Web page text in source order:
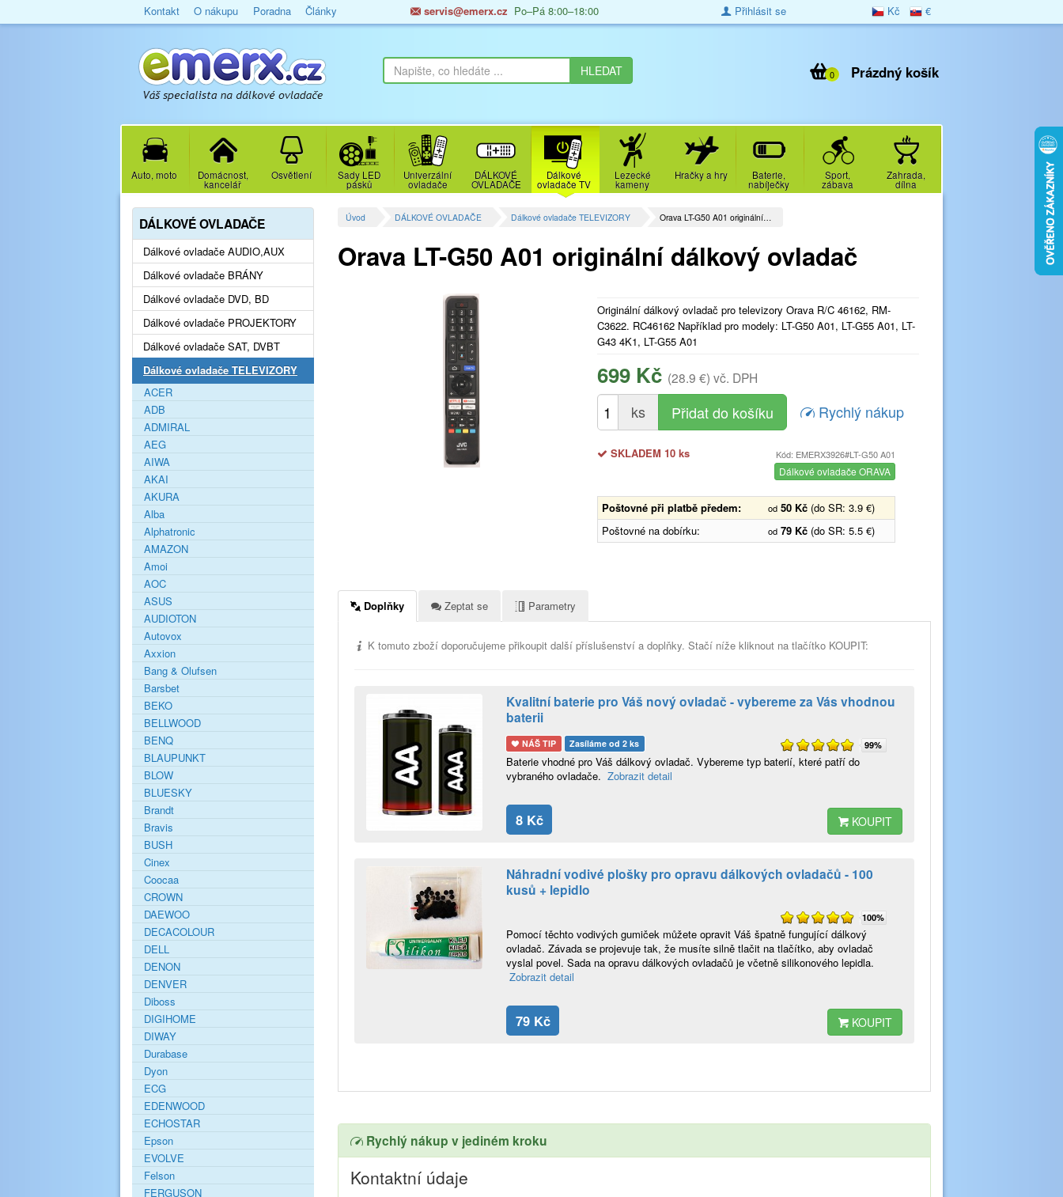
Kontakt O nákupu Poradna Články servis@emerx.cz Po–Pá 8:00–18:00 Kč €
Přihlásit se
Prázdný košík
0
Auto, moto Domácnost,
kancelář
Osvětlení Sady LED
pásků
Univerzální
ovladače
DÁLKOVÉ
OVLADAČE
Dálkové
ovladače TV
Lezecké
kameny
Hračky a hry Baterie,
nabíječky
Sport,
zábava
Zahrada,
dílna
Úvod DÁLKOVÉ OVLADAČE Dálkové ovladače TELEVIZORY Orava LT-G50 A01 originální…
Orava LT-G50 A01 originální dálkový ovladač
Originální dálkový ovladač pro televizory Orava R/C 46162, RM-
C3622. RC46162 Například pro modely: LT-G50 A01, LT-G55 A01, LT-
G43 4K1, LT-G55 A01
699 Kč (28.9 €) vč. DPH
ks Rychlý nákup
SKLADEM 10 ks Kód: EMERX3926#LT-G50 A01
Dálkové ovladače ORAVA
Poštovné při platbě předem: od 50 Kč (do SR: 3.9 €)
Poštovné na dobírku:
od 79 Kč (do SR: 5.5 €)
Doplňky Zeptat se Parametry
K tomuto zboží doporučujeme přikoupit další příslušenství a doplňky. Stačí níže kliknout na tlačítko KOUPIT:
Kvalitní baterie pro Váš nový ovladač - vybereme za Vás vhodnou
baterii
NÁŠ TIP Zasíláme od 2 ks 99%
Baterie vhodné pro Váš dálkový ovladač. Vybereme typ baterií, které patří do
vybraného ovladače. Zobrazit detail
8 Kč KOUPIT
Náhradní vodivé plošky pro opravu dálkových ovladačů - 100
kusů + lepidlo
100%
Pomocí těchto vodivých gumiček můžete opravit Váš špatně fungující dálkový
ovladač. Závada se projevuje tak, že musíte silně tlačit na tlačítko, aby ovladač
vyslal povel. Sada na opravu dálkových ovladačů je včetně silikonového lepidla.
Zobrazit detail
79 Kč KOUPIT
Rychlý nákup v jediném kroku
Kontaktní údaje
DÁLKOVÉ OVLADAČE
Dálkové ovladače AUDIO,AUX
Dálkové ovladače BRÁNY
Dálkové ovladače DVD, BD
Dálkové ovladače PROJEKTORY
Dálkové ovladače SAT, DVBT
Dálkové ovladače TELEVIZORY
ACER
ADB
ADMIRAL
AEG
AIWA
AKAI
AKURA
Alba
Alphatronic
AMAZON
Amoi
AOC
ASUS
AUDIOTON
Autovox
Axxion
Bang & Olufsen
Barsbet
BEKO
BELLWOOD
BENQ
BLAUPUNKT
BLOW
BLUESKY
Brandt
Bravis
BUSH
Cinex
Coocaa
CROWN
DAEWOO
DECACOLOUR
DELL
DENON
DENVER
Diboss
DIGIHOME
DIWAY
Durabase
Dyon
ECG
EDENWOOD
ECHOSTAR
Epson
EVOLVE
Felson
FERGUSON